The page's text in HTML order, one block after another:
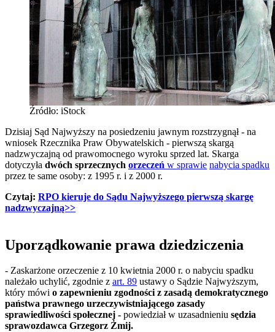
Źródło: iStock
Dzisiaj Sąd Najwyższy na posiedzeniu jawnym rozstrzygnął - na
wniosek Rzecznika Praw Obywatelskich - pierwszą skargą
nadzwyczajną od prawomocnego wyroku sprzed lat. Skarga
dotyczyła dwóch sprzecznych orzeczeń w sprawie nabycia spadku
przez te same osoby: z 1995 r. i z 2000 r.
Czytaj: RPO kieruje do Sądu Najwyższego pierwszą skargę
nadzwyczajną>>
Uporządkowanie prawa dziedziczenia
- Zaskarżone orzeczenie z 10 kwietnia 2000 r. o nabyciu spadku
należało uchylić, zgodnie z art. 89 ustawy o Sądzie Najwyższym,
który mówi o zapewnieniu zgodności z zasadą demokratycznego
państwa prawnego urzeczywistniającego zasady
sprawiedliwości społecznej - powiedział w uzasadnieniu sędzia
sprawozdawca Grzegorz Żmij.